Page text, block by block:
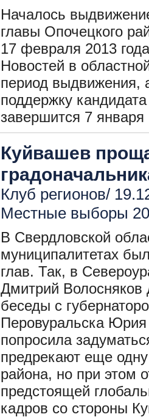
Началось
главы Опочецкого
17 февраля 2013
Новостей в
период выдвижения,
поддержку
завершится 7 января
Куйвашев
Клуб регионов/
Местные выборы
В Свердловской
муниципалитетах
глав. Так, в
Дмитрий Волосняков
беседы с
Перовуральска Юрия
попросила
предрекают еще одну
района, но при этом
предстоящей
кадров со стороны